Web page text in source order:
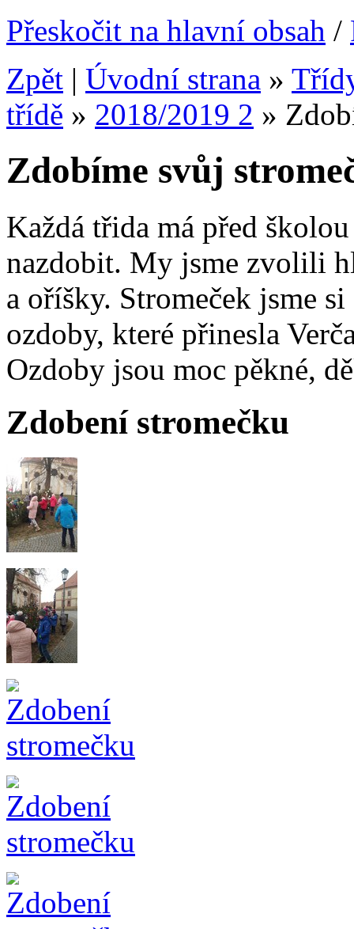
Přeskočit na hlavní obsah /
Zpět | Úvodní strana »
třídě » 2018/2019 2 »
Zdobíme svůj
Každá třida má před
nazdobit. My jsme zvolili
a oříšky. Stromeček jsme
ozdoby, které přinesla
Ozdoby jsou moc pěkné,
Zdobení stromečku